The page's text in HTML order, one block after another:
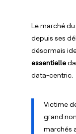
Le marché
depuis ses
désormais
essentielle
data-centric.
Victime
grand
marchés